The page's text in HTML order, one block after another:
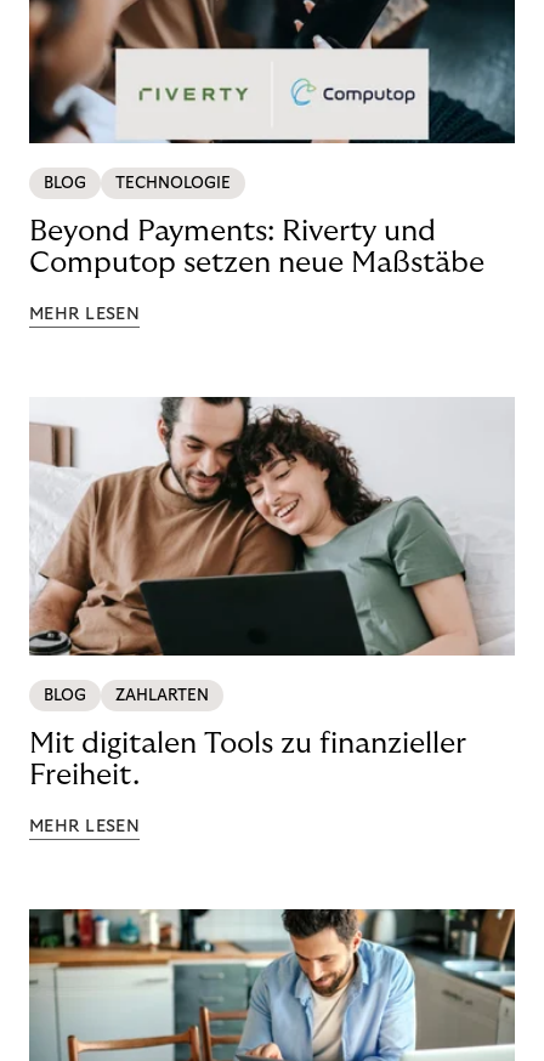
BLOG TECHNOLOGIE
Beyond Payments: Riverty und
Computop setzen neue Maßstäbe
MEHR LESEN
BLOG ZAHLARTEN
Mit digitalen Tools zu finanzieller
Freiheit.
MEHR LESEN